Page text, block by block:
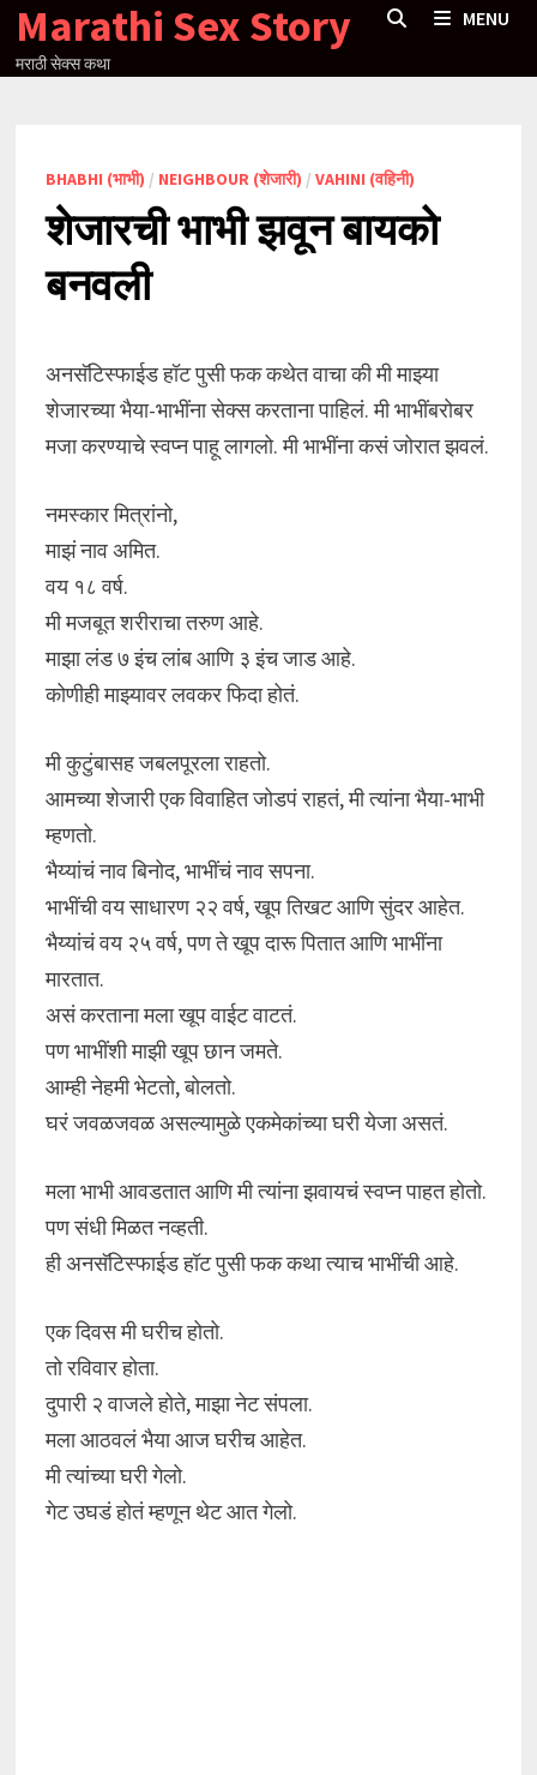
Skip
content
Marathi Sex Story
मराठी सेक्स कथा
MENU
BHABHI (भाभी) / NEIGHBOUR (शेजारी) / VAHINI (वहिनी)
शेजारची भाभी झवून बायको
बनवली
अनसॅटिस्फाईड हॉट पुसी फक कथेत वाचा की मी माझ्या
शेजारच्या भैया-भाभींना सेक्स करताना पाहिलं. मी भाभींबरोबर
मजा करण्याचे स्वप्न पाहू लागलो. मी भाभींना कसं जोरात झवलं.
नमस्कार मित्रांनो,
माझं नाव अमित.
वय १८ वर्ष.
मी मजबूत शरीराचा तरुण आहे.
माझा लंड ७ इंच लांब आणि ३ इंच जाड आहे.
कोणीही माझ्यावर लवकर फिदा होतं.
मी कुटुंबासह जबलपूरला राहतो.
आमच्या शेजारी एक विवाहित जोडपं राहतं, मी त्यांना भैया-भाभी
म्हणतो.
भैय्यांचं नाव बिनोद, भाभींचं नाव सपना.
भाभींची वय साधारण २२ वर्ष, खूप तिखट आणि सुंदर आहेत.
भैय्यांचं वय २५ वर्ष, पण ते खूप दारू पितात आणि भाभींना
मारतात.
असं करताना मला खूप वाईट वाटतं.
पण भाभींशी माझी खूप छान जमते.
आम्ही नेहमी भेटतो, बोलतो.
घरं जवळजवळ असल्यामुळे एकमेकांच्या घरी येजा असतं.
मला भाभी आवडतात आणि मी त्यांना झवायचं स्वप्न पाहत होतो.
पण संधी मिळत नव्हती.
ही अनसॅटिस्फाईड हॉट पुसी फक कथा त्याच भाभींची आहे.
एक दिवस मी घरीच होतो.
तो रविवार होता.
दुपारी २ वाजले होते, माझा नेट संपला.
मला आठवलं भैया आज घरीच आहेत.
मी त्यांच्या घरी गेलो.
गेट उघडं होतं म्हणून थेट आत गेलो.